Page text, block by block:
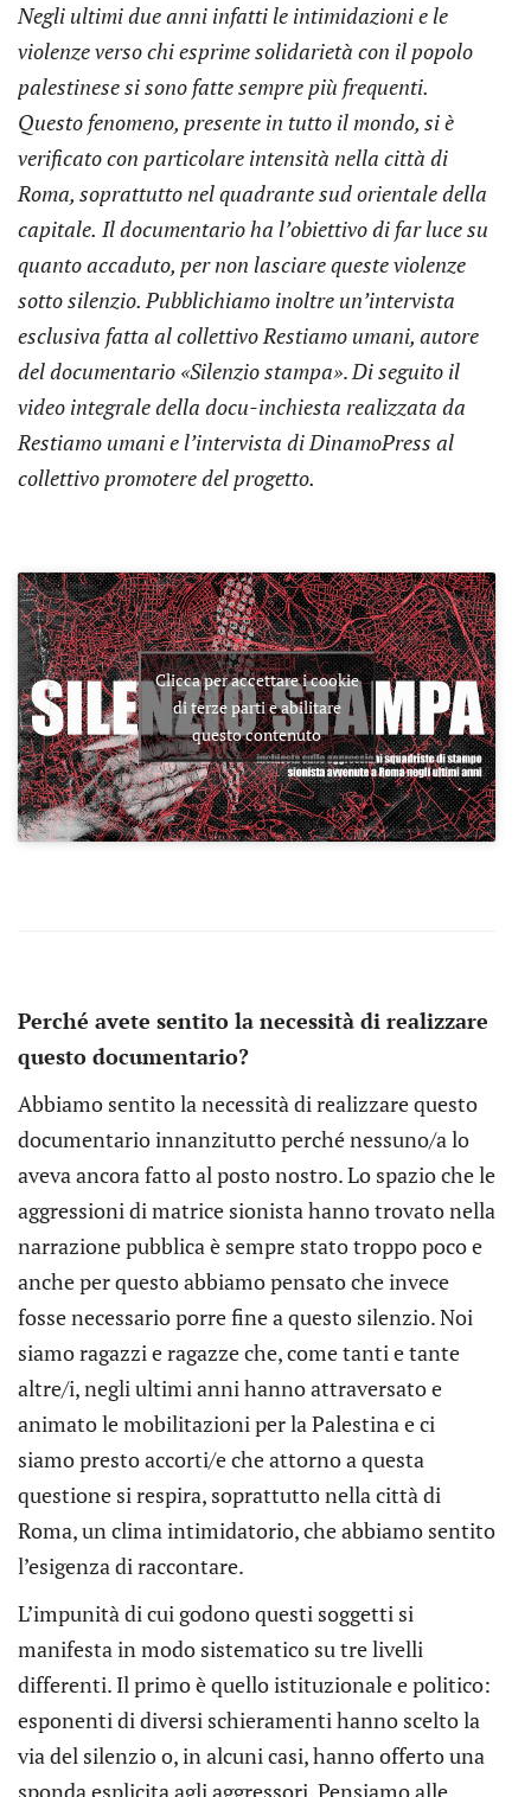
Negli ultimi due anni infatti le intimidazioni e le
violenze verso chi esprime solidarietà con il popolo
palestinese si sono fatte sempre più frequenti.
Questo fenomeno, presente in tutto il mondo, si è
verificato con particolare intensità nella città di
Roma, soprattutto nel quadrante sud orientale della
capitale. Il documentario ha l’obiettivo di far luce su
quanto accaduto, per non lasciare queste violenze
sotto silenzio. Pubblichiamo inoltre un’intervista
esclusiva fatta al collettivo Restiamo umani, autore
del documentario «Silenzio stampa».Di seguito il
video integrale della docu-inchiesta realizzata da
Restiamo umanie l’intervista di DinamoPress al
collettivo promotere del progetto.
Clicca per accettare i cookie
di terze parti e abilitare
questo contenuto
Perché avete sentito la necessità di realizzare
questo documentario?
Abbiamo sentito la necessità di realizzare questo
documentario innanzitutto perché nessuno/a lo
aveva ancora fatto al posto nostro. Lo spazio che le
aggressioni di matrice sionista hanno trovato nella
narrazione pubblica è sempre stato troppo poco e
anche per questo abbiamo pensato che invece
fosse necessario porre fine a questo silenzio. Noi
siamo ragazzi e ragazze che, come tanti e tante
altre/i, negli ultimi anni hanno attraversato e
animato le mobilitazioni per la Palestina e ci
siamo presto accorti/e che attorno a questa
questione si respira, soprattutto nella città di
Roma, un clima intimidatorio, che abbiamo sentito
l’esigenza di raccontare.
L’impunità di cui godono questi soggetti si
manifesta in modo sistematico su tre livelli
differenti. Il primo è quello istituzionale e politico:
esponenti di diversi schieramenti hanno scelto la
via del silenzio o, in alcuni casi, hanno offerto una
sponda esplicita agli aggressori. Pensiamo alle